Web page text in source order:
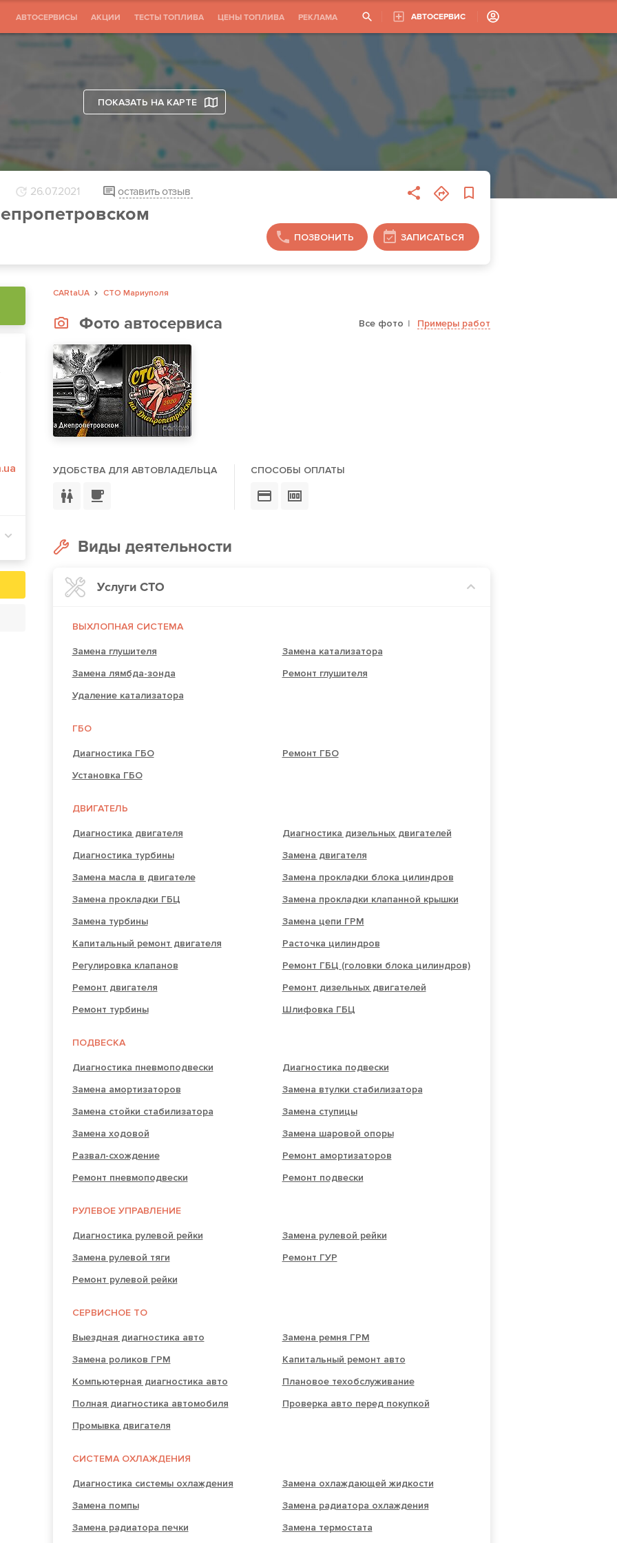
АВТОСЕРВИСЫ АКЦИИ ТЕСТЫ ТОПЛИВА ЦЕНЫ ТОПЛИВА РЕКЛАМА АВТОСЕРВИС
ПОКАЗАТЬ НА КАРТЕ
26.07.2021 оставить отзыв
ПОЗВОНИТЬ ЗАПИСАТЬСЯ
CARtaUA СТО Мариуполя
Фото автосервиса Все фото Примеры работ
УДОБСТВА ДЛЯ АВТОВЛАДЕЛЬЦА СПОСОБЫ ОПЛАТЫ
Виды деятельности
Услуги СТО
ВЫХЛОПНАЯ СИСТЕМА
Замена глушителя
Замена катализатора
Замена лямбда-зонда
Ремонт глушителя
Удаление катализатора
ГБО
Диагностика ГБО
Ремонт ГБО
Установка ГБО
ДВИГАТЕЛЬ
Диагностика двигателя
Диагностика дизельных двигателей
Диагностика турбины
Замена двигателя
Замена масла в двигателе
Замена прокладки блока цилиндров
Замена прокладки ГБЦ
Замена прокладки клапанной крышки
Замена турбины
Замена цепи ГРМ
Капитальный ремонт двигателя
Расточка цилиндров
Регулировка клапанов
Ремонт ГБЦ (головки блока цилиндров)
Ремонт двигателя
Ремонт дизельных двигателей
Ремонт турбины
Шлифовка ГБЦ
ПОДВЕСКА
Диагностика пневмоподвески
Диагностика подвески
Замена амортизаторов
Замена втулки стабилизатора
Замена стойки стабилизатора
Замена ступицы
Замена ходовой
Замена шаровой опоры
Развал-схождение
Ремонт амортизаторов
Ремонт пневмоподвески
Ремонт подвески
РУЛЕВОЕ УПРАВЛЕНИЕ
Диагностика рулевой рейки
Замена рулевой рейки
Замена рулевой тяги
Ремонт ГУР
Ремонт рулевой рейки
СЕРВИСНОЕ ТО
Выездная диагностика авто
Замена ремня ГРМ
Замена роликов ГРМ
Капитальный ремонт авто
Компьютерная диагностика авто
Плановое техобслуживание
Полная диагностика автомобиля
Проверка авто перед покупкой
Промывка двигателя
СИСТЕМА ОХЛАЖДЕНИЯ
Диагностика системы охлаждения
Замена охлаждающей жидкости
Замена помпы
Замена радиатора охлаждения
Замена радиатора печки
Замена термостата